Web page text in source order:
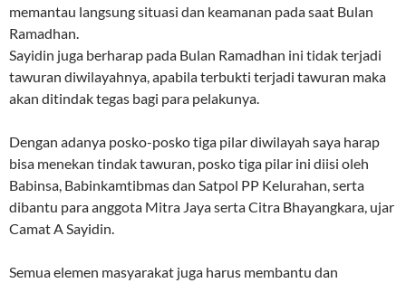
memantau langsung situasi dan keamanan pada saat Bulan
Ramadhan.
Sayidin juga berharap pada Bulan Ramadhan ini tidak terjadi
tawuran diwilayahnya, apabila terbukti terjadi tawuran maka
akan ditindak tegas bagi para pelakunya.
Dengan adanya posko-posko tiga pilar diwilayah saya harap
bisa menekan tindak tawuran, posko tiga pilar ini diisi oleh
Babinsa, Babinkamtibmas dan Satpol PP Kelurahan, serta
dibantu para anggota Mitra Jaya serta Citra Bhayangkara, ujar
Camat A Sayidin.
Semua elemen masyarakat juga harus membantu dan